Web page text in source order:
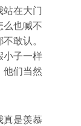
站在大门
么也喊不
敢认。
小子一样
他们当然
真是羡慕